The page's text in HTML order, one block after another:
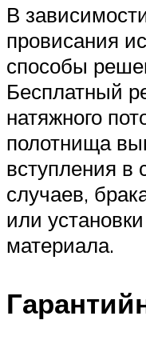
В
провисания
способы
Бесплатный
натяжного
полотнища
вступления в
случаев,
или
материала.